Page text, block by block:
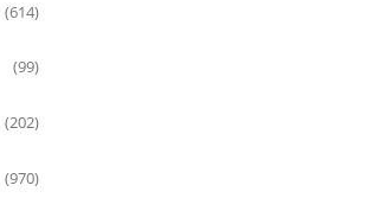
(614)
(99)
(202)
(970)